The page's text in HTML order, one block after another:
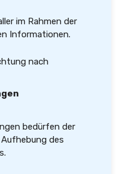
im Rahmen der
Informationen.
nach
bedürfen der
des